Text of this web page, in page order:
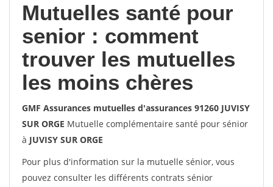
Mutuelles santé pour
senior : comment
trouver les mutuelles
les moins chères
GMF Assurances mutuelles d'assurances 91260 JUVISY
SUR ORGE Mutuelle complémentaire santé pour sénior
à JUVISY SUR ORGE
Pour plus d'information sur la mutuelle sénior, vous
pouvez consulter les différents contrats sénior